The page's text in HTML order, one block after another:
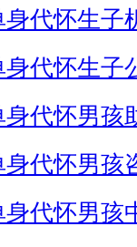
身代怀生子
身代怀生子
身代怀男孩
身代怀男孩
身代怀男孩